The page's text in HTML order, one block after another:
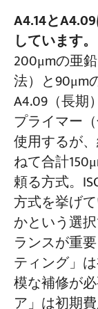
A4.14と
しています。
200μmの亜
法）と90μm
A4.09（長期
プライマー
使用するが
ねて合計
頼る方式。
方式を挙げ
かという選
ランスが重
ティング」
模な補修が
ア」は初期